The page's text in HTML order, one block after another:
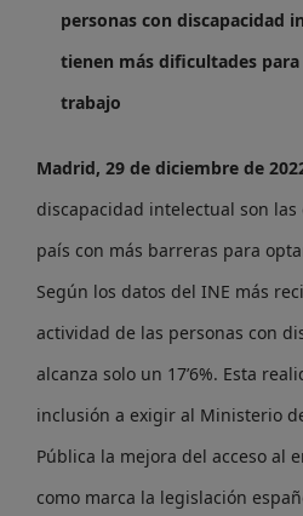
personas con discapacidad
tienen más dificultades
trabajo
Madrid, 29 de diciembre de
discapacidad intelectual son
país con más barreras para
Según los datos del INE más
actividad de las personas con
alcanza solo un 17’6%. Esta
inclusión a exigir al Ministerio
Pública la mejora del acceso al
como marca la legislación